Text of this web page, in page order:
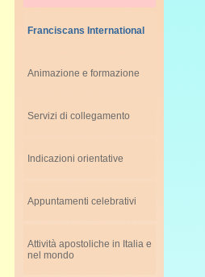
Franciscans International
Animazione e formazione
Servizi di collegamento
Indicazioni orientative
Appuntamenti celebrativi
Attività apostoliche in Italia e
nel mondo